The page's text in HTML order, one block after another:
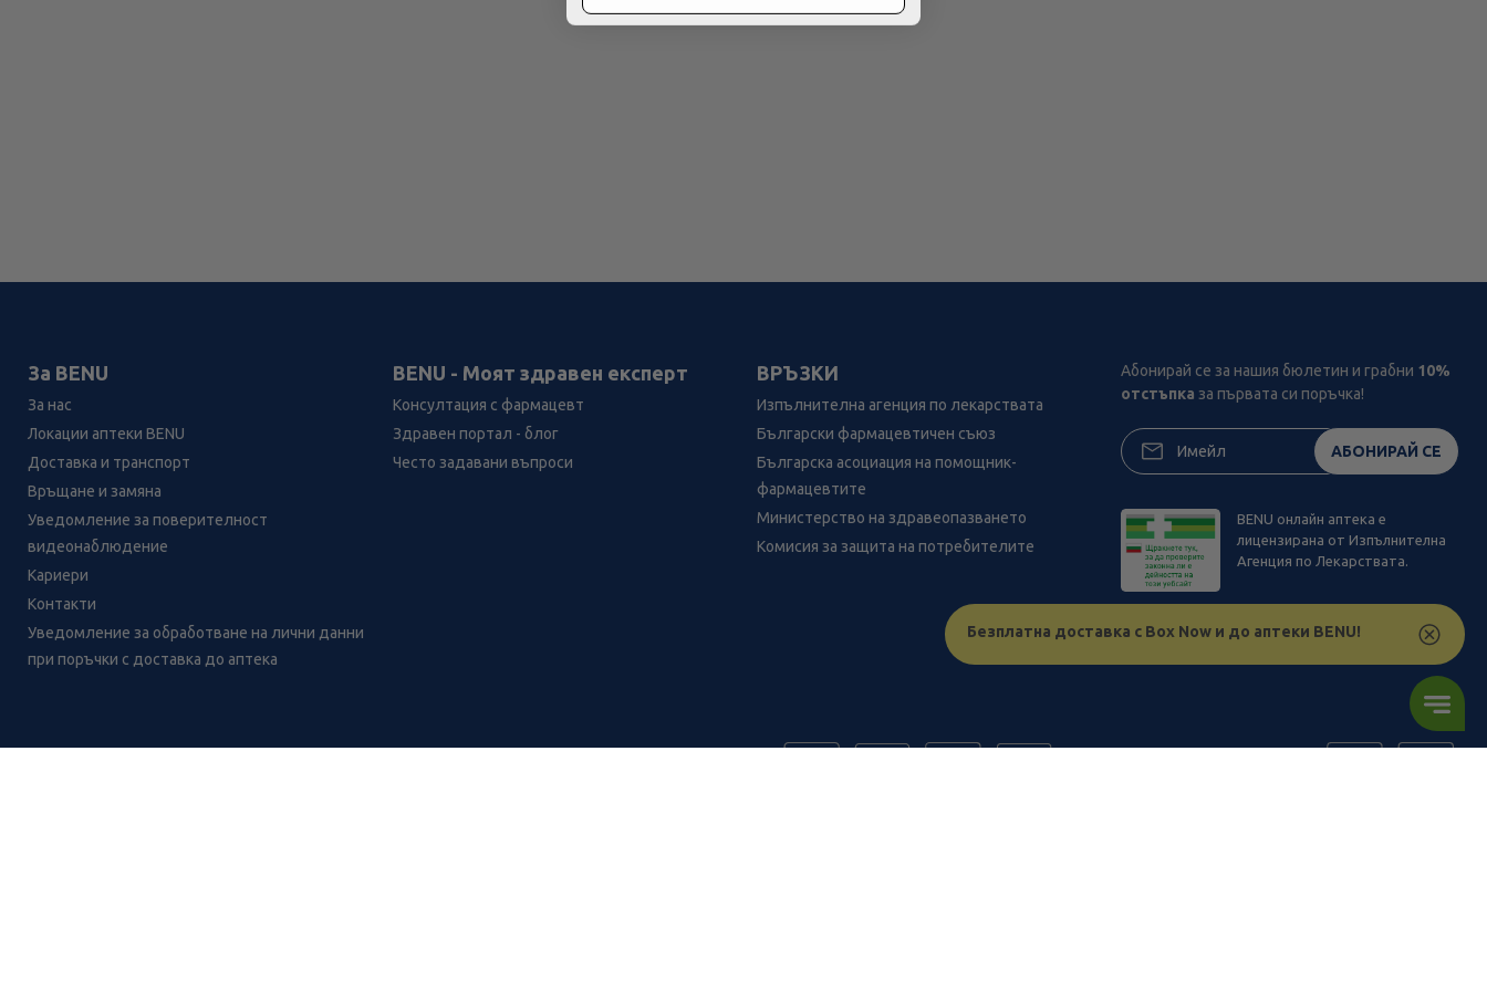
Безплатна доставка с Box Now и до аптеки BENU!
За BENU
За нас
Локации аптеки BENU
Доставка и транспорт
Връщане и замяна
Уведомление за поверителност
видеонаблюдение
Кариери
Контакти
Уведомление за обработване на лични данни
при поръчки с доставка до аптека
BENU - Моят здравен експерт
Консултация с фармацевт
Здравен портал - блог
Често задавани въпроси
ВРЪЗКИ
Изпълнителна агенция по лекарствата
Български фармацевтичен съюз
Българска асоциация на помощник-
фармацевтите
Министерство на здравеопазването
Комисия за защита на потребителите
Абонирай се за нашия бюлетин и грабни 10%
отстъпка за първата си поръчка!
АБОНИРАЙ СЕ
BENU онлайн аптека е
лицензирана от Изпълнителна
Агенция по Лекарствата.
Лесно ли се ориентираш в